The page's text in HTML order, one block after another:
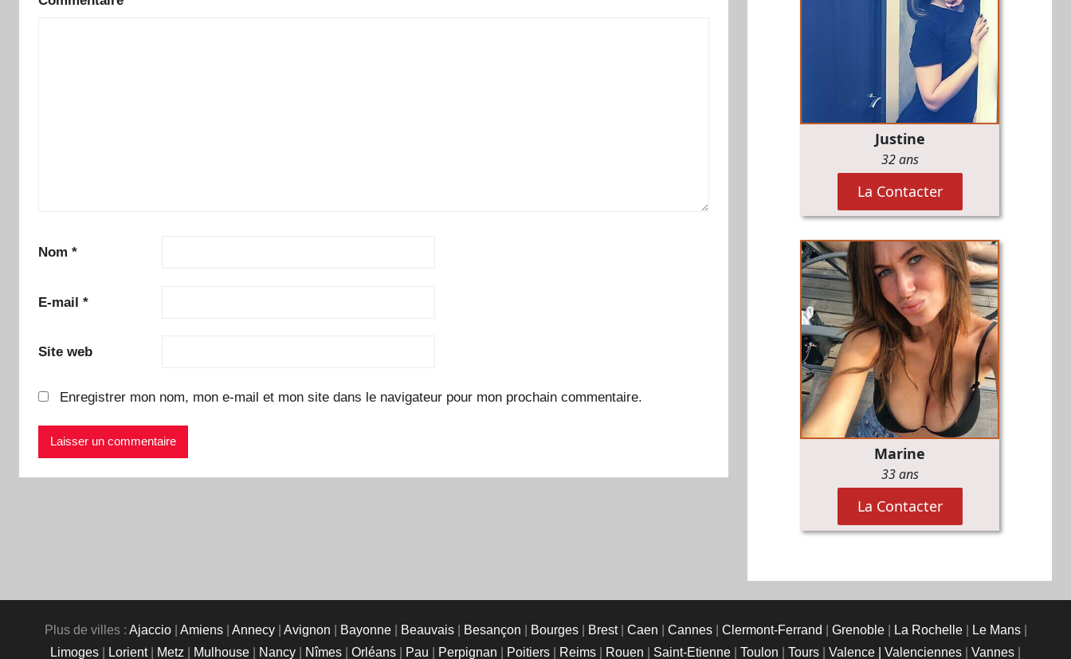
Nom *
E-mail *
Site web
Enregistrer mon nom, mon e-mail et mon site dans le navigateur pour mon prochain commentaire.
Plus de villes : Ajaccio| Amiens| Annecy| Avignon Bayonne| Beauvais| Besançon Bourges| Brest| Caen Cannes| Clermont-Ferrand Grenoble| La Rochelle| Le Mans|
Limoges
Lorient| Metz Mulhouse Nancy Nîmes Orléans Pau Perpignan Poitiers Reims Rouen Saint-Etienne Toulon Tours Valence | Valenciennes Vannes